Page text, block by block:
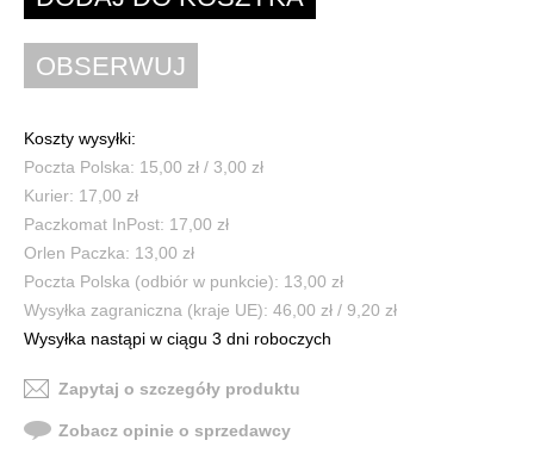
Koszty wysyłki:
Poczta Polska: 15,00 zł / 3,00 zł
Kurier: 17,00 zł
Paczkomat InPost: 17,00 zł
Orlen Paczka: 13,00 zł
Poczta Polska (odbiór w punkcie): 13,00 zł
Wysyłka zagraniczna (kraje UE): 46,00 zł / 9,20 zł
Wysyłka nastąpi w ciągu 3 dni roboczych
Zapytaj o szczegóły produktu
Zobacz opinie o sprzedawcy